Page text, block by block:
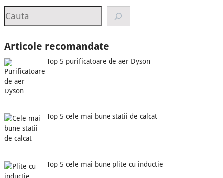
Search
Articole recomandate
Top 5 purificatoare de aer Dyson
Top 5 cele mai bune statii de calcat
Top 5 cele mai bune plite cu inductie